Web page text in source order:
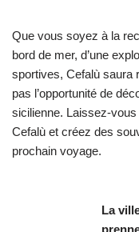
Que vous soyez à la
bord de mer, d’une
sportives, Cefalù saura
pas l’opportunité de
sicilienne. Laissez-
Cefalù et créez des
prochain voyage.
La